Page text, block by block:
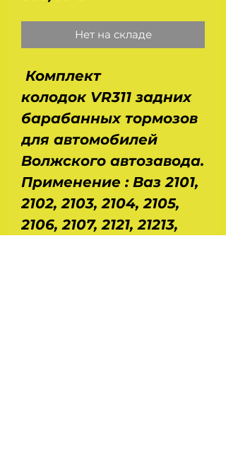
Нет на складе
Комплект
колодок VR311 задних
барабанных тормозов
для автомобилей
Волжского автозавода.
Применение : Ваз 2101,
2102, 2103, 2104, 2105,
2106, 2107, 2121, 21213,